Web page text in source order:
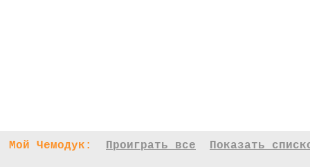
Мой Чемодук: Проиграть все Показать